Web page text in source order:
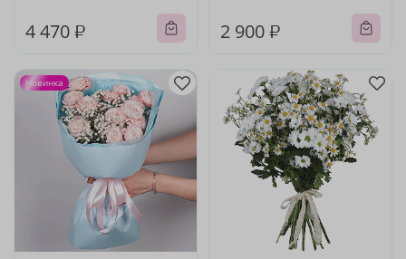
4 470 ₽ 2 900 ₽
Новинка